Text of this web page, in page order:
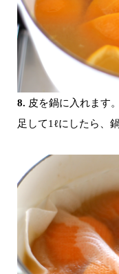
8. 皮を鍋に入れます
足して1ℓにしたら、